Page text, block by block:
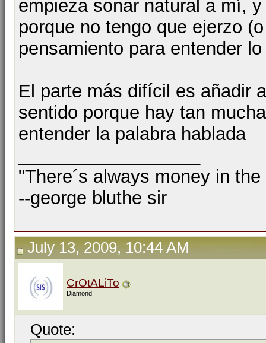
empieza sonar natural a mí,
porque no tengo que ejerzo
pensamiento para entender
El parte más difícil es añadir
sentido porque hay tan
entender la palabra hablada
"There´s always money in
--george bluthe sir
July 13, 2009, 10:44 AM
CrOtALiTo
Diamond
Quote: